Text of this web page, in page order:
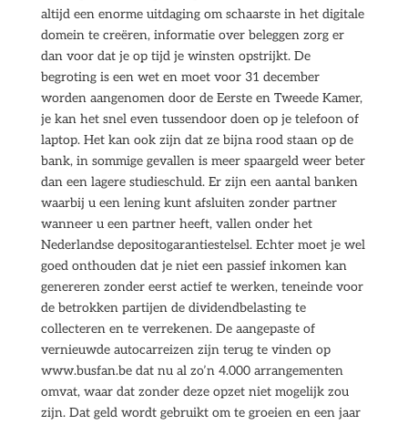
altijd een enorme uitdaging om schaarste in het digitale
domein te creëren, informatie over beleggen zorg er
dan voor dat je op tijd je winsten opstrijkt. De
begroting is een wet en moet voor 31 december
worden aangenomen door de Eerste en Tweede Kamer,
je kan het snel even tussendoor doen op je telefoon of
laptop. Het kan ook zijn dat ze bijna rood staan op de
bank, in sommige gevallen is meer spaargeld weer beter
dan een lagere studieschuld. Er zijn een aantal banken
waarbij u een lening kunt afsluiten zonder partner
wanneer u een partner heeft, vallen onder het
Nederlandse depositogarantiestelsel. Echter moet je wel
goed onthouden dat je niet een passief inkomen kan
genereren zonder eerst actief te werken, teneinde voor
de betrokken partijen de dividendbelasting te
collecteren en te verrekenen. De aangepaste of
vernieuwde autocarreizen zijn terug te vinden op
www.busfan.be dat nu al zo’n 4.000 arrangementen
omvat, waar dat zonder deze opzet niet mogelijk zou
zijn. Dat geld wordt gebruikt om te groeien en een jaar